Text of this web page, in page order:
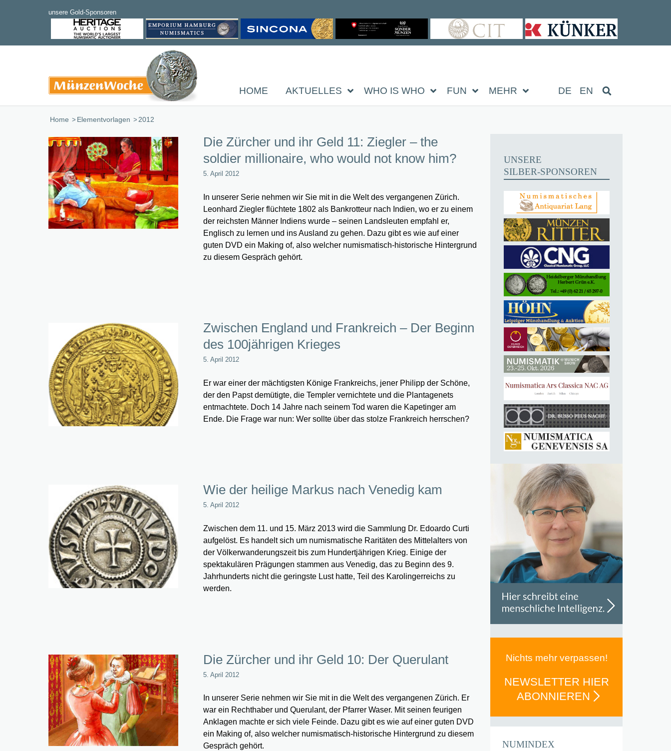
HOME AKTUELLES WHO IS WHO FUN MEHR DE EN
Home /Elementvorlagen /2012
Die Zürcher und ihr Geld 11: Ziegler – the
soldier millionaire, who would not know him?
5. April 2012
In unserer Serie nehmen wir Sie mit in die Welt des vergangenen Zürich.
Leonhard Ziegler flüchtete 1802 als Bankrotteur nach Indien, wo er zu einem
der reichsten Männer Indiens wurde – seinen Landsleuten empfahl er,
Englisch zu lernen und ins Ausland zu gehen. Dazu gibt es wie auf einer
guten DVD ein Making of, also welcher numismatisch-historische Hintergrund
zu diesem Gespräch gehört.
Zwischen England und Frankreich – Der Beginn
des 100jährigen Krieges
5. April 2012
Er war einer der mächtigsten Könige Frankreichs, jener Philipp der Schöne,
der den Papst demütigte, die Templer vernichtete und die Plantagenets
entmachtete. Doch 14 Jahre nach seinem Tod waren die Kapetinger am
Ende. Die Frage war nun: Wer sollte über das stolze Frankreich herrschen?
Wie der heilige Markus nach Venedig kam
5. April 2012
Zwischen dem 11. und 15. März 2013 wird die Sammlung Dr. Edoardo Curti
aufgelöst. Es handelt sich um numismatische Raritäten des Mittelalters von
der Völkerwanderungszeit bis zum Hundertjährigen Krieg. Einige der
spektakulären Prägungen stammen aus Venedig, das zu Beginn des 9.
Jahrhunderts nicht die geringste Lust hatte, Teil des Karolingerreichs zu
werden.
Die Zürcher und ihr Geld 10: Der Querulant
5. April 2012
In unserer Serie nehmen wir Sie mit in die Welt des vergangenen Zürich. Er
war ein Rechthaber und Querulant, der Pfarrer Waser. Mit seinen feurigen
Anklagen machte er sich viele Feinde. Dazu gibt es wie auf einer guten DVD
ein Making of, also welcher numismatisch-historische Hintergrund zu diesem
Gespräch gehört.
UNSERE
SILBER-SPONSOREN
Nichts mehr verpassen!
NEWSLETTER HIER
ABONNIEREN
NUMINDEX